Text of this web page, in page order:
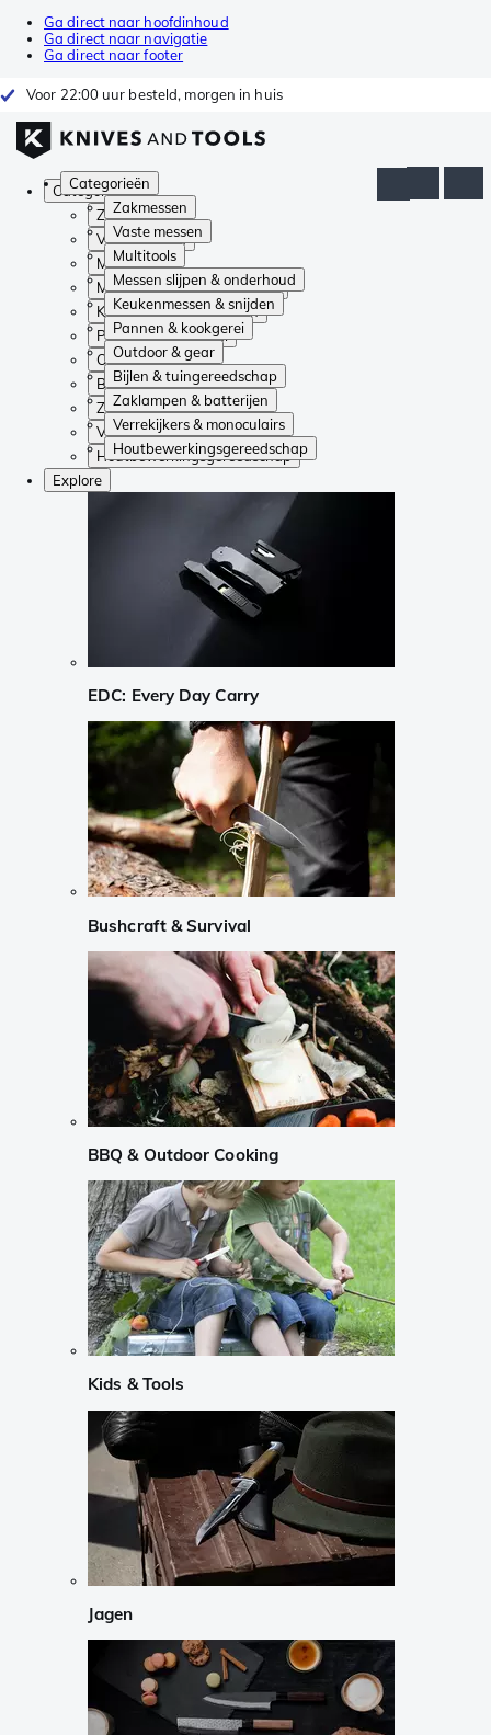
Ga direct naar hoofdinhoud
Ga direct naar navigatie
Ga direct naar footer
Voor 22:00 uur besteld, morgen in huis
Categorieën
Zakmessen
Vaste messen
Multitools
Messen slijpen & onderhoud
Keukenmessen & snijden
Pannen & kookgerei
Outdoor & gear
Bijlen & tuingereedschap
Zaklampen & batterijen
Verrekijkers & monoculairs
Houtbewerkingsgereedschap
Categorieën
Zakmessen
Vaste messen
Multitools
Messen slijpen & onderhoud
Keukenmessen & snijden
Pannen & kookgerei
Outdoor & gear
Bijlen & tuingereedschap
Zaklampen & batterijen
Verrekijkers & monoculairs
Houtbewerkingsgereedschap
Explore
EDC: Every Day Carry
Bushcraft & Survival
BBQ & Outdoor Cooking
Kids & Tools
Jagen